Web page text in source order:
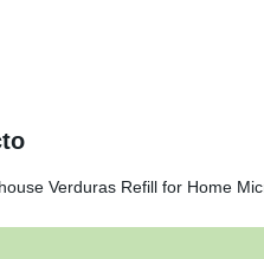
Verduras Refill for Home